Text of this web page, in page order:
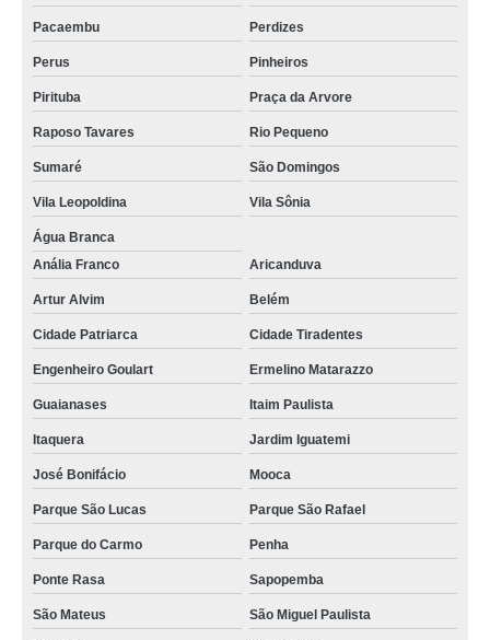
Pacaembu Perdizes
Perus Pinheiros
Pirituba Praça da Arvore
Raposo Tavares Rio Pequeno
Sumaré São Domingos
Vila Leopoldina Vila Sônia
Água Branca
Anália Franco
Aricanduva
Artur Alvim Belém
Cidade Patriarca Cidade Tiradentes
Engenheiro Goulart Ermelino Matarazzo
Guaianases Itaim Paulista
Itaquera Jardim Iguatemi
José Bonifácio Mooca
Parque São Lucas Parque São Rafael
Parque do Carmo Penha
Ponte Rasa Sapopemba
São Mateus São Miguel Paulista